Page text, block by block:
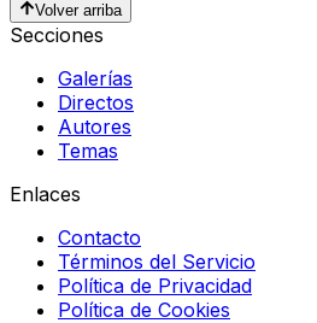
Volver arriba
Secciones
Galerías
Directos
Autores
Temas
Enlaces
Contacto
Términos del Servicio
Política de Privacidad
Política de Cookies